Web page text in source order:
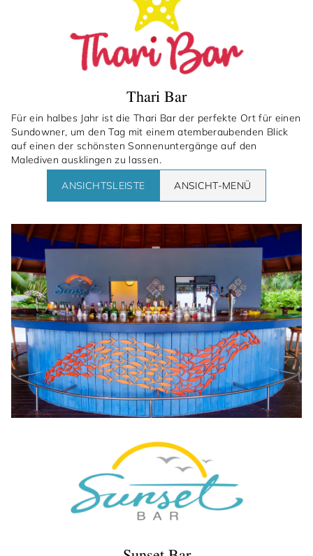
Thari Bar
Für ein halbes Jahr ist die Thari Bar der perfekte Ort für einen
Sundowner, um den Tag mit einem atemberaubenden Blick
auf einen der schönsten Sonnenuntergänge auf den
Malediven ausklingen zu lassen.
ANSICHTSLEISTE ANSICHT-MENÜ